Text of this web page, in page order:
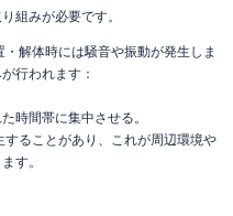
組みが必要です。
・解体時には騒音や振動が発生しま
行われます：
時間帯に集中させる。
することがあり、これが周辺環境や
す。